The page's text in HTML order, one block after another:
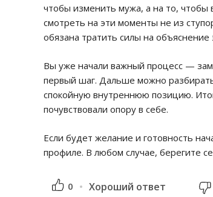
чтобы изменить мужа, а на то, чтобы
смотреть на эти моменты не из
обязана тратить силы на
Вы уже начали важный процесс —
первый шаг. Дальше можно
спокойную внутреннюю позицию.
почувствовали опору в себе.
Если будет желание и готовность
профиле. В любом случае, берегите
0 Хороший ответ